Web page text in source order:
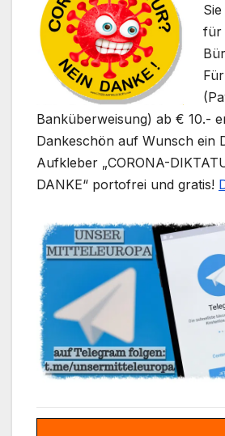
für
Banküberweisung) ab € 10.-
Dankeschön auf Wunsch ein
Aufkleber „CORONA-
DANKE“ portofrei und gratis!